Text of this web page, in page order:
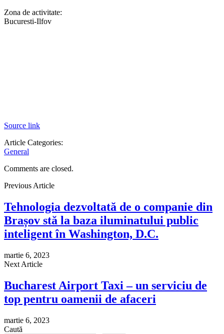
Zona de activitate:
Bucuresti-Ilfov
Source link
Article Categories:
General
Comments are closed.
Previous Article
Tehnologia dezvoltată de o companie din
Brașov stă la baza iluminatului public
inteligent în Washington, D.C.
martie 6, 2023
Next Article
Bucharest Airport Taxi – un serviciu de
top pentru oamenii de afaceri
martie 6, 2023
Caută